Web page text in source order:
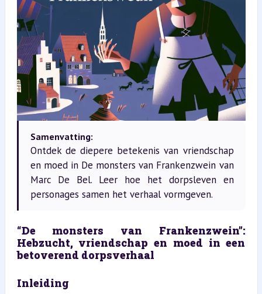
Samenvatting:
Ontdek de diepere betekenis van vriendschap
en moed in De monsters van Frankenzwein van
Marc De Bel. Leer hoe het dorpsleven en
personages samen het verhaal vormgeven.
“De monsters van Frankenzwein”:
Hebzucht, vriendschap en moed in een
betoverend dorpsverhaal
Inleiding